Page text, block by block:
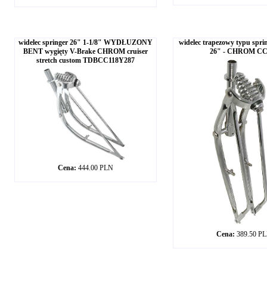
widelec springer 26" 1-1/8" WYDŁUZONY
BENT wygięty V-Brake CHROM cruiser
stretch custom TDBCC118Y287
Cena: 444.00 PLN
widelec trapezowy typu
26" - CHROM
Cena: 389.50